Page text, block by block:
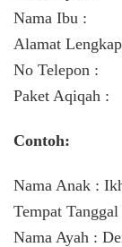
Nama Ibu :
Alamat
No Telepon :
Paket Aqiqah :
Contoh:
Nama Anak :
Tempat
Nama Ayah :